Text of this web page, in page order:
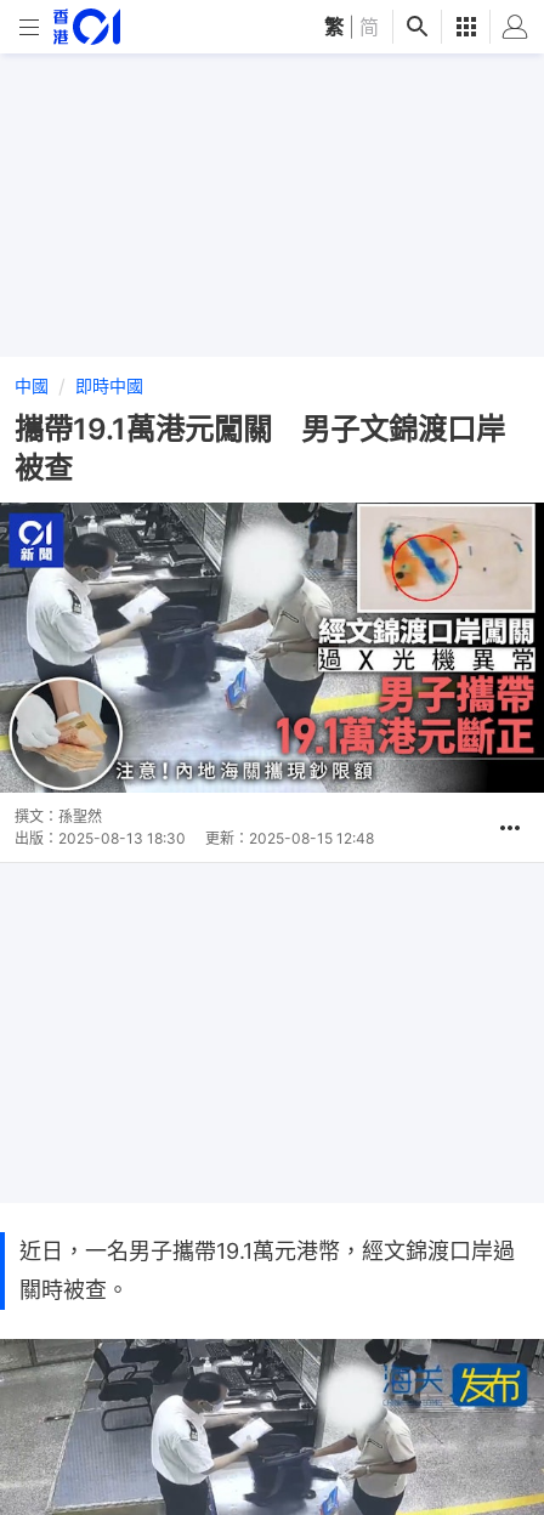
繁 简
中國 即時中國
攜帶19.1萬港元闖關 男子文錦渡口岸
被查
撰文： 孫聖然
出版： 2025-08-13 18:30 更新： 2025-08-15 12:48
近日，一名男子攜帶19.1萬元港幣，經文錦渡口岸過
關時被查。